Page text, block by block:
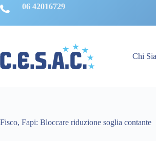
Salta
al
06 42016729
Chi
Fisco, Fapi: Bloccare riduzione soglia contante